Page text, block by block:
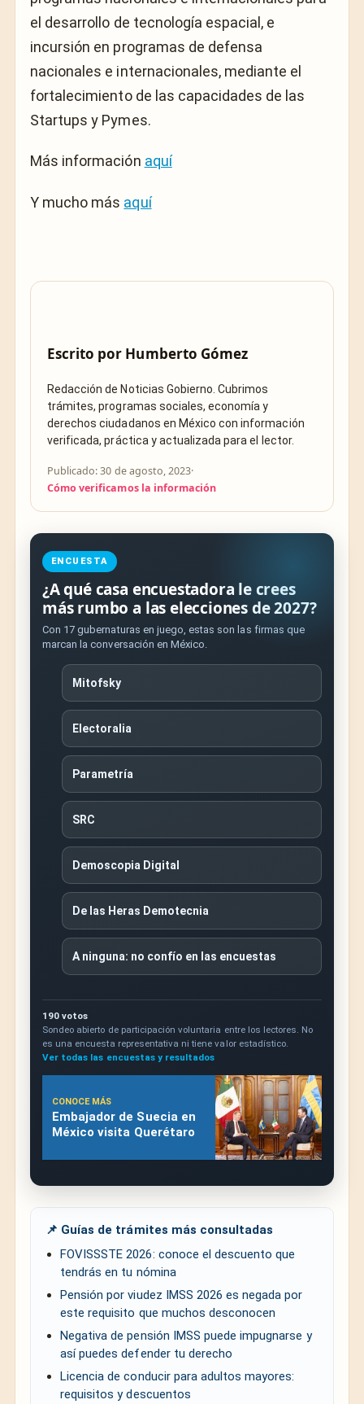
el desarrollo de tecnología espacial, e
incursión en programas de defensa
nacionales e internacionales, mediante el
fortalecimiento de las capacidades de las
Startups y Pymes.
Más información aquí
Y mucho más aquí
Escrito por Humberto Gómez
Redacción de Noticias Gobierno. Cubrimos
trámites, programas sociales, economía y
derechos ciudadanos en México con información
verificada, práctica y actualizada para el lector.
Publicado: 30 de agosto, 2023·
Cómo verificamos la información
ENCUESTA
¿A qué casa encuestadora le crees
más rumbo a las elecciones de 2027?
Con 17 gubernaturas en juego, estas son las firmas que
marcan la conversación en México.
Mitofsky
Electoralia
Parametría
SRC
Demoscopia Digital
De las Heras Demotecnia
A ninguna: no confío en las encuestas
190 votos
Sondeo abierto de participación voluntaria entre los lectores. No
es una encuesta representativa ni tiene valor estadístico.
Ver todas las encuestas y resultados
CONOCE MÁS
Embajador de Suecia en
México visita Querétaro
📌 Guías de trámites más consultadas
FOVISSSTE 2026: conoce el descuento que
tendrás en tu nómina
Pensión por viudez IMSS 2026 es negada por
este requisito que muchos desconocen
Negativa de pensión IMSS puede impugnarse y
así puedes defender tu derecho
Licencia de conducir para adultos mayores:
requisitos y descuentos